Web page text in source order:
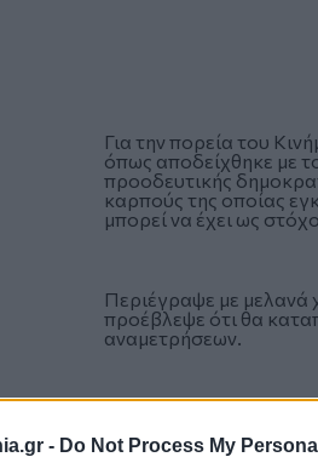
- Do Not Process My
Για την πορεία του
όπως αποδείχθηκε με
προοδευτικής
καρπούς της οποίας
μπορεί να έχει ως
Περιέγραψε με μελανά
προέβλεψε ότι θα
αναμετρήσεων.